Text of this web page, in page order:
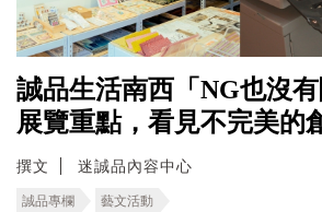
誠品生活南西「NG也沒
展覽重點，看見不完美的
撰文 迷誠品內容中心
誠品專欄 藝文活動